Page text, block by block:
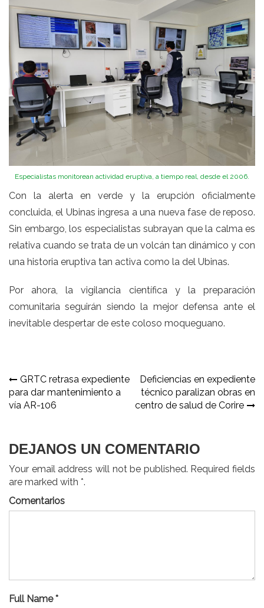
Especialistas monitorean actividad eruptiva, a tiempo real, desde el 2006.
Con la alerta en verde y la erupción oficialmente
concluida, el Ubinas ingresa a una nueva fase de reposo.
Sin embargo, los especialistas subrayan que la calma es
relativa cuando se trata de un volcán tan dinámico y con
una historia eruptiva tan activa como la del Ubinas.
Por ahora, la vigilancia científica y la preparación
comunitaria seguirán siendo la mejor defensa ante el
inevitable despertar de este coloso moqueguano.
Navegación
de
GRTC retrasa expediente
para dar mantenimiento a
vía AR-106
Deficiencias en expediente
técnico paralizan obras en
centro de salud de Corire
DEJANOS UN COMENTARIO
Your email address will not be published. Required fields
are marked with *.
Comentarios
Full Name *